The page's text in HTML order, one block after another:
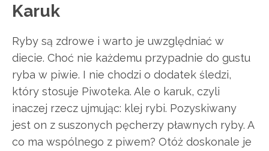
Karuk
Ryby są zdrowe i warto je uwzględniać w
diecie. Choć nie każdemu przypadnie do gustu
ryba w piwie. I nie chodzi o dodatek śledzi,
który stosuje Piwoteka. Ale o karuk, czyli
inaczej rzecz ujmując: klej rybi. Pozyskiwany
jest on z suszonych pęcherzy pławnych ryby. A
co ma wspólnego z piwem? Otóż doskonale je